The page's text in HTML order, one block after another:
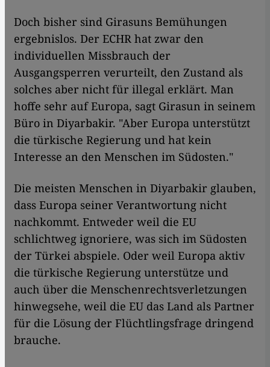
Doch bisher sind Girasuns Bemühungen
ergebnislos. Der ECHR hat zwar den
individuellen Missbrauch der
Ausgangsperren verurteilt, den Zustand als
solches aber nicht für illegal erklärt. Man
hoffe sehr auf Europa, sagt Girasun in seinem
Büro in Diyarbakir. "Aber Europa unterstützt
die türkische Regierung und hat kein
Interesse an den Menschen im Südosten."
Die meisten Menschen in Diyarbakir glauben,
dass Europa seiner Verantwortung nicht
nachkommt. Entweder weil die EU
schlichtweg ignoriere, was sich im Südosten
der Türkei abspiele. Oder weil Europa aktiv
die türkische Regierung unterstütze und
auch über die Menschenrechtsverletzungen
hinwegsehe, weil die EU das Land als Partner
für die Lösung der Flüchtlingsfrage dringend
brauche.